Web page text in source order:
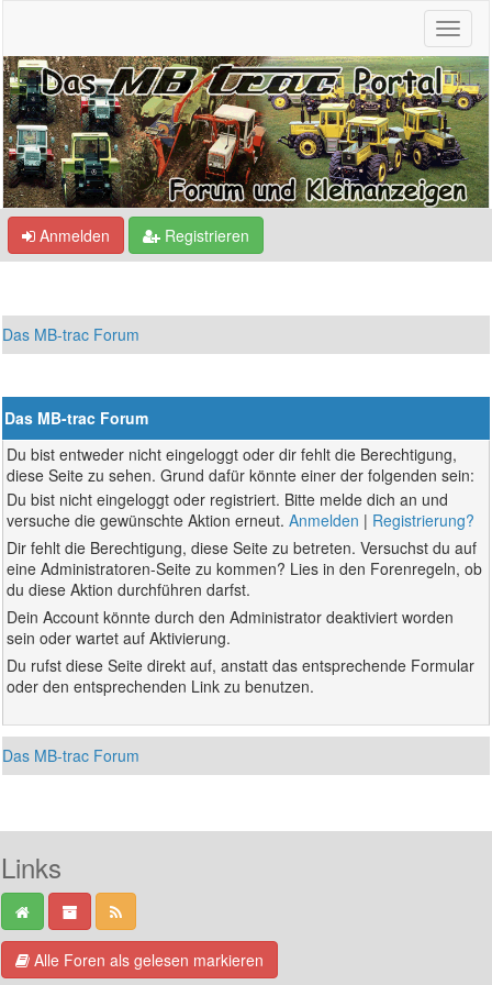
Anmelden Registrieren
Das MB-trac Forum
Das MB-trac Forum
Du bist entweder nicht eingeloggt oder dir fehlt die Berechtigung,
diese Seite zu sehen. Grund dafür könnte einer der folgenden sein:
Du bist nicht eingeloggt oder registriert. Bitte melde dich an und
versuche die gewünschte Aktion erneut.Anmelden | Registrierung?
Dir fehlt die Berechtigung, diese Seite zu betreten. Versuchst du auf
eine Administratoren-Seite zu kommen? Lies in den Forenregeln, ob
du diese Aktion durchführen darfst.
Dein Account könnte durch den Administrator deaktiviert worden
sein oder wartet auf Aktivierung.
Du rufst diese Seite direkt auf, anstatt das entsprechende Formular
oder den entsprechenden Link zu benutzen.
Das MB-trac Forum
Links
Alle Foren als gelesen markieren